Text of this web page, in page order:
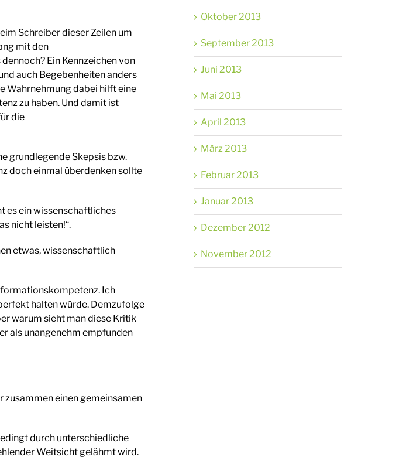
Schreiber dieser Zeilen um
mit den
Ein Kennzeichen von
auch Begebenheiten anders
Wahrnehmung dabei hilft eine
zu haben. Und damit ist
die
grundlegende Skepsis bzw.
doch einmal überdenken sollte
es ein wissenschaftliches
nicht leisten!“.
etwas, wissenschaftlich
Ich
halten würde. Demzufolge
warum sieht man diese Kritik
als unangenehm empfunden
zusammen einen gemeinsamen
durch unterschiedliche
Weitsicht gelähmt wird.
Oktober 2013
September 2013
Juni 2013
Mai 2013
April 2013
März 2013
Februar 2013
Januar 2013
Dezember 2012
November 2012